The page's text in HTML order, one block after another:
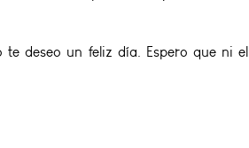
deseo un feliz día. Espero que ni